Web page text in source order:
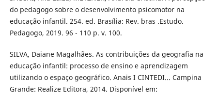
do pedagogo sobre o desenvolvimento psicomotor na
educação infantil. 254. ed. Brasília: Rev. bras .Estudo.
Pedagogo, 2019. 96 - 110 p. v. 100.
SILVA, Daiane Magalhães. As contribuições da geografia na
educação infantil: processo de ensino e aprendizagem
utilizando o espaço geográfico. Anais I CINTEDI... Campina
Grande: Realize Editora, 2014. Disponível em: